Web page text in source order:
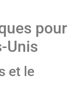
pour
Unis
et le